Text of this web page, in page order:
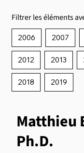
Filtrer les éléments
2006 2007
2012 2013
2018 2019
Matthieu
Ph.D.